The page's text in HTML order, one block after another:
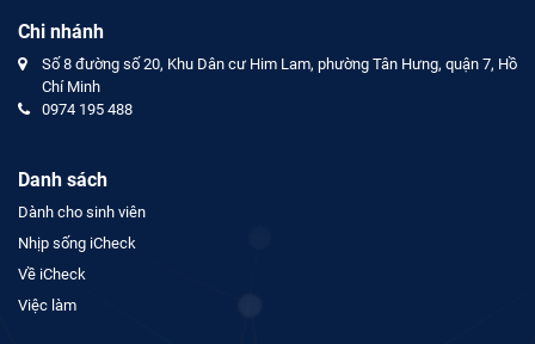
Chi nhánh
Số 8 đường số 20, Khu Dân cư Him Lam, phường Tân Hưng, quận 7, Hồ
Chí Minh
0974 195 488
Danh sách
Dành cho sinh viên
Nhịp sống iCheck
Về iCheck
Việc làm